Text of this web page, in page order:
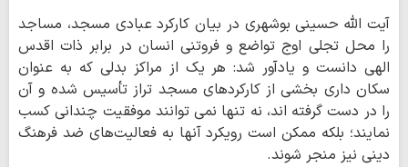
آیت الله حسینی بوشهری در بیان کارکرد عبادی مسجد، مساجد
را محل تجلی اوج تواضع و فروتنی انسان در برابر ذات اقدس
الهی دانست و یادآور شد: هر یک از مراکز بدلی که به عنوان
سکان داری بخشی از کارکردهای مسجد تراز تأسیس شده و آن
را در دست گرفته اند، نه تنها نمی توانند موفقیت چندانی کسب
نمایند؛ بلکه ممکن است رویکرد آنها به فعالیت‌های ضد فرهنگ
دینی نیز منجر شوند.